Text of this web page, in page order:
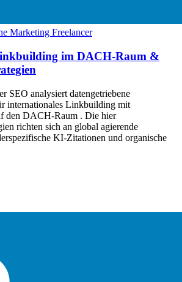
Marketing Freelancer
im DACH-Raum &
SEO analysiert datengetriebene
internationales Linkbuilding mit
den DACH-Raum . Die hier
richten sich an global agierende
KI-Zitationen und organische